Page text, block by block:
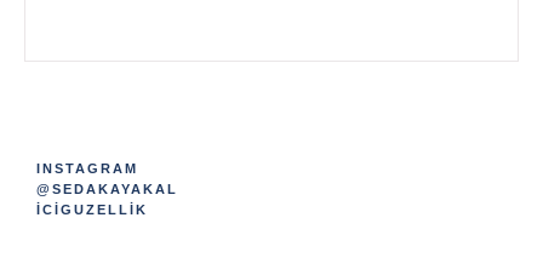
INSTAGRAM
@SEDAKAYAKAL
ICIGUZELLIK